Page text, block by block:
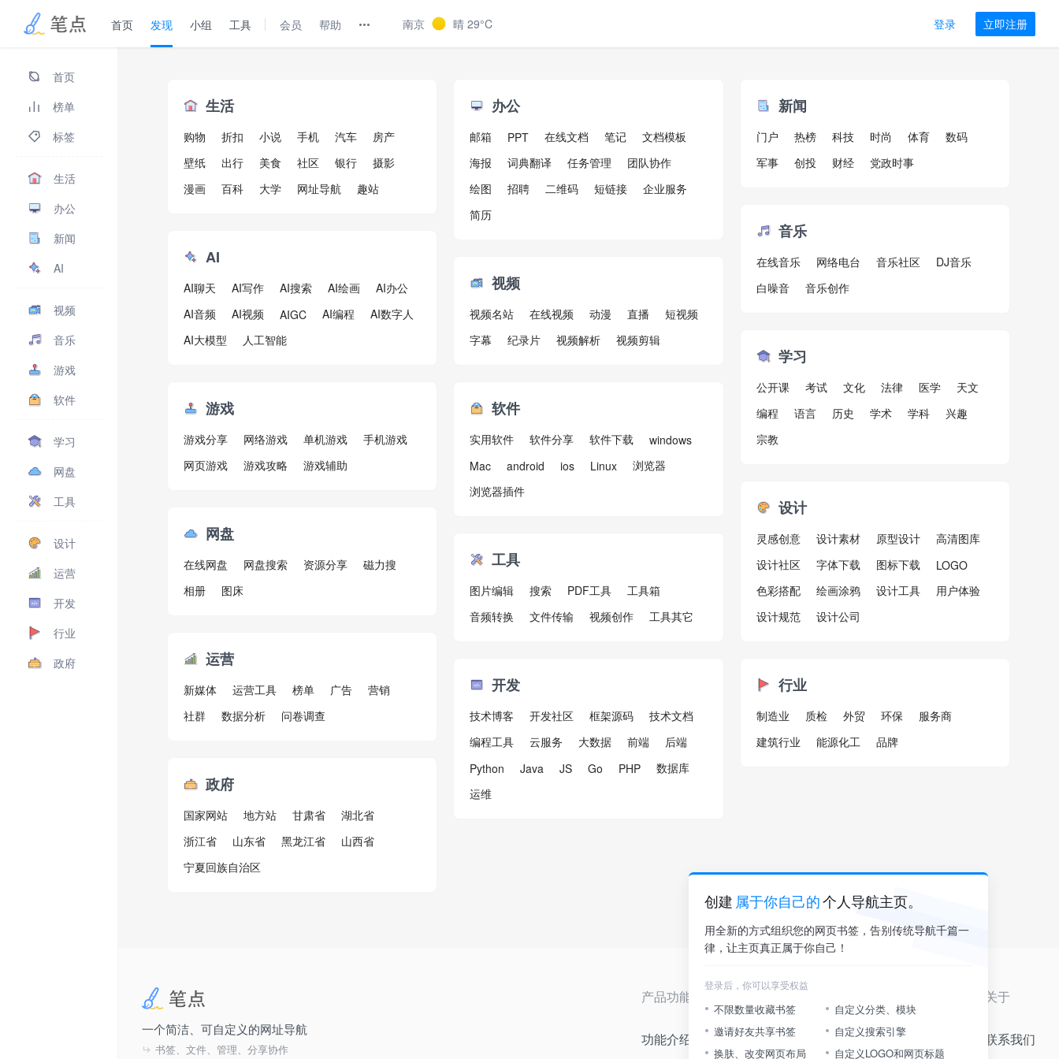
首页 发现 小组 工具 会员 帮助 南京 晴29°C 登录 立即注册
首页
榜单
标签
生活
办公
新闻
AI
视频
音乐
游戏
软件
学习
网盘
工具
设计
运营
开发
行业
政府
生活
购物 折扣 小说 手机 汽车
房产
壁纸
出行 美食 社区 银行
摄影
漫画
百科 大学 网址导航 趣站
AI
AI聊天 AI写作 AI搜索 AI绘画
AI办公
AI音频
AI视频 AIGC AI编程
AI数字人
AI大模型
人工智能
游戏
游戏分享 网络游戏 单机游戏
手机游戏
网页游戏
游戏攻略 游戏辅助
网盘
在线网盘 网盘搜索 资源分享
磁力搜
相册
图床
运营
新媒体 运营工具 榜单 广告
营销
社群
数据分析 问卷调查
政府
国家网站 地方站 甘肃省
湖北省
浙江省
山东省 黑龙江省
山西省
宁夏回族自治区
办公
邮箱 PPT 在线文档 笔记
文档模板
海报
词典翻译 任务管理
团队协作
绘图
招聘 二维码 短链接
企业服务
简历
视频
视频名站 在线视频 动漫 直播
短视频
字幕
纪录片 视频解析 视频剪辑
软件
实用软件 软件分享 软件下载
windows
Mac
android ios Linux
浏览器
浏览器插件
工具
图片编辑 搜索 PDF工具
工具箱
音频转换
文件传输 视频创作 工具其它
开发
技术博客 开发社区 框架源码
技术文档
编程工具
云服务 大数据 前端
后端
Python
Java JS Go PHP
数据库
运维
新闻
门户 热榜 科技 时尚 体育
数码
军事
创投 财经 党政时事
音乐
在线音乐 网络电台 音乐社区
DJ音乐
白噪音
音乐创作
学习
公开课 考试 文化 法律 医学
天文
编程
语言 历史 学术 学科
兴趣
宗教
设计
灵感创意 设计素材 原型设计
高清图库
设计社区
字体下载 图标下载
LOGO
色彩搭配
绘画涂鸦 设计工具
用户体验
设计规范
设计公司
行业
制造业 质检 外贸 环保
服务商
建筑行业
能源化工 品牌
一个简洁、可自定义的网址导航
书签、文件、管理、分享协作
产品功能
功能介绍 帮助中心
关于
联系我们
创建 属于你自己的个人导航主页。
用全新的方式组织您的网页书签，告别传统导航千篇一
律，让主页真正属于你自己！
登录后，你可以享受权益
不限数量收藏书签
自定义分类、模块
邀请好友共享书签
自定义搜索引擎
换肤、改变网页布局
自定义LOGO和网页标题